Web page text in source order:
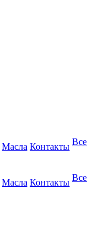
Масла Контакты Все
Масла Контакты Все